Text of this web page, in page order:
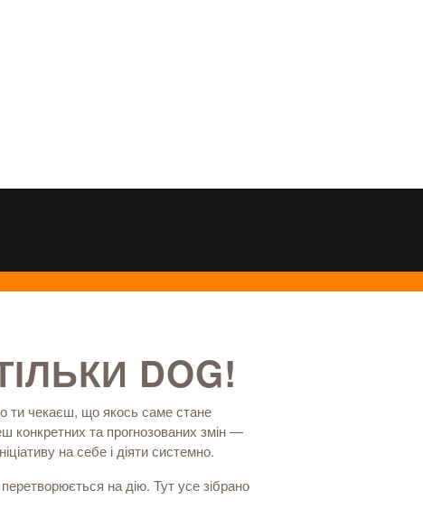
DOG!
ти чекаєш, що якось саме стане
конкретних та прогнозованих змін —
на себе і діяти системно.
на дію. Тут усе зібрано